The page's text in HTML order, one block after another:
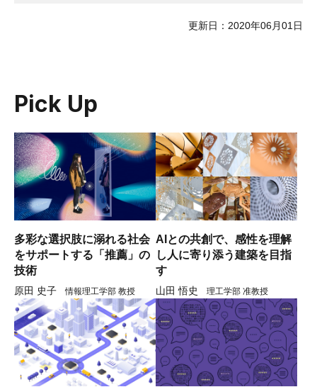
更新日：2020年06月01日
Pick Up
多彩な選択肢に溺れる社会
をサポートする「推薦」の
技術
原田 史子 情報理工学部 教授
AIとの共創で、感性を理解
し人に寄り添う建築を目指
す
山田 悟史 理工学部 准教授